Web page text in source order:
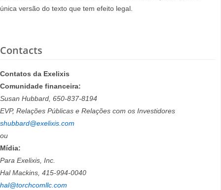
única versão do texto que tem efeito legal.
Contacts
Contatos da Exelixis
Comunidade financeira:
Susan Hubbard, 650-837-8194
EVP, Relações Públicas e Relações com os Investidores
shubbard@exelixis.com
ou
Mídia:
Para Exelixis, Inc.
Hal Mackins, 415-994-0040
hal@torchcomllc.com